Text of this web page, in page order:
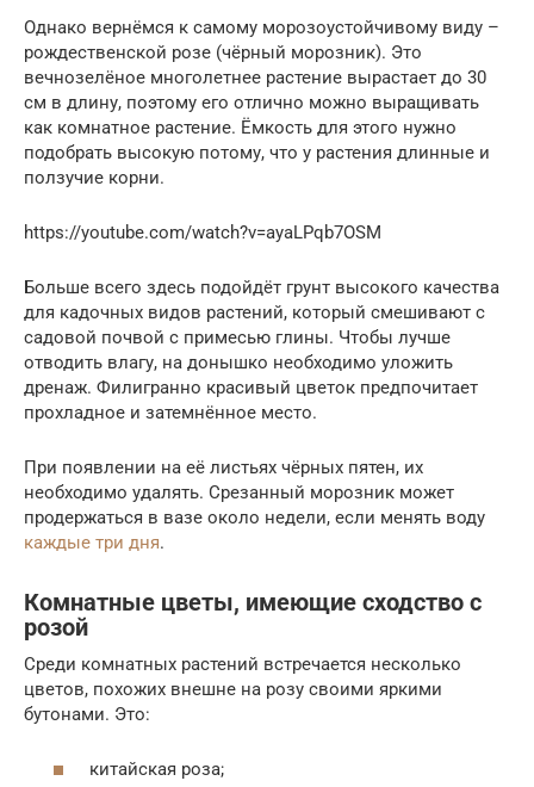
Однако вернёмся к самому морозоустойчивому виду –
рождественской розе (чёрный морозник). Это
вечнозелёное многолетнее растение вырастает до 30
см в длину, поэтому его отлично можно выращивать
как комнатное растение. Ёмкость для этого нужно
подобрать высокую потому, что у растения длинные и
ползучие корни.
https://youtube.com/watch?v=ayaLPqb7OSM
Больше всего здесь подойдёт грунт высокого качества
для кадочных видов растений, который смешивают с
садовой почвой с примесью глины. Чтобы лучше
отводить влагу, на донышко необходимо уложить
дренаж. Филигранно красивый цветок предпочитает
прохладное и затемнённое место.
При появлении на её листьях чёрных пятен, их
необходимо удалять. Срезанный морозник может
продержаться в вазе около недели, если менять воду
каждые три дня.
Комнатные цветы, имеющие сходство с
розой
Среди комнатных растений встречается несколько
цветов, похожих внешне на розу своими яркими
бутонами. Это:
китайская роза;